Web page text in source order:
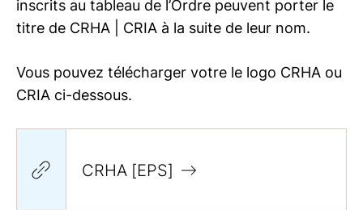
inscrits au tableau de l’Ordre peuvent porter le
titre de CRHA | CRIA à la suite de leur nom.
Vous pouvez télécharger votre le logo CRHA ou
CRIA ci-dessous.
CRHA [EPS]